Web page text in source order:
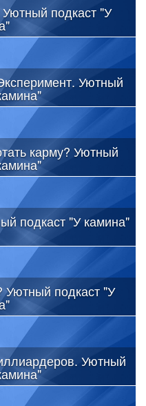
подкаст "У
Уютный
карму? Уютный
подкаст "У камина"
Уютный подкаст "У
Уютный